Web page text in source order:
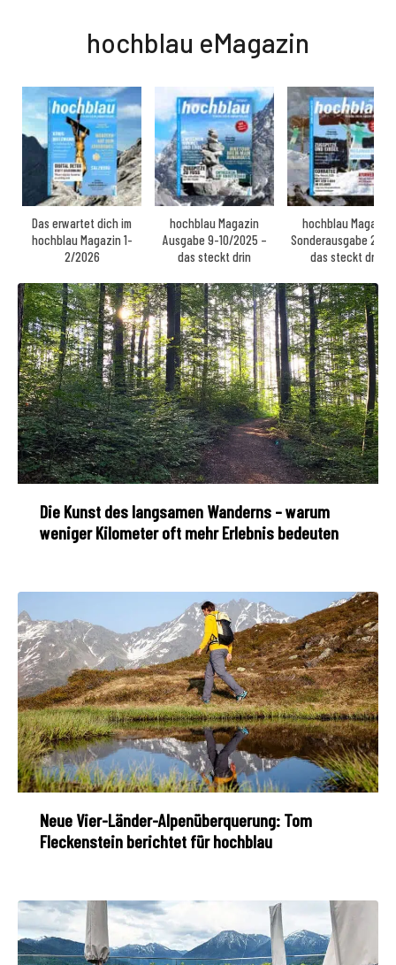
hochblau eMagazin
Das erwartet dich im
hochblau Magazin 1-
2/2026
hochblau Magazin
Ausgabe 9-10/2025 –
das steckt drin
hochblau Magazin
Sonderausgabe
das steckt drin
Die Kunst des langsamen Wanderns – warum
weniger Kilometer oft mehr Erlebnis bedeuten
Neue Vier-Länder-Alpenüberquerung: Tom
Fleckenstein berichtet für hochblau